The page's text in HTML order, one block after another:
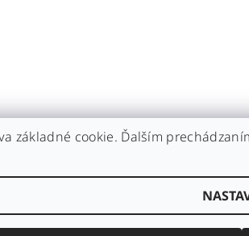
základné cookie. Ďalším